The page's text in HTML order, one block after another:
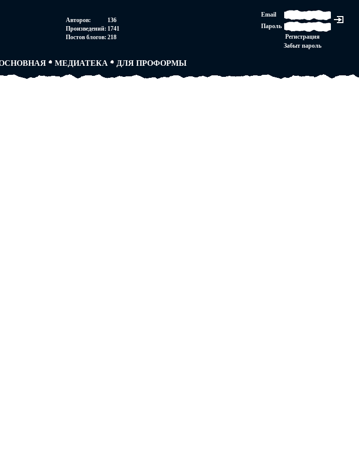
Авторов:
136
Произведений: 1741
Постов блогов: 218
Email
Пароль
Регистрация
Забыт пароль
МЕДИАТЕКА
ПАРТНЕРСТВО
ТВОРЧЕСКИЕ ГРУППЫ
ДЛЯ ПРОФОРМЫ
АВТОРСКОЕ ПРАВО